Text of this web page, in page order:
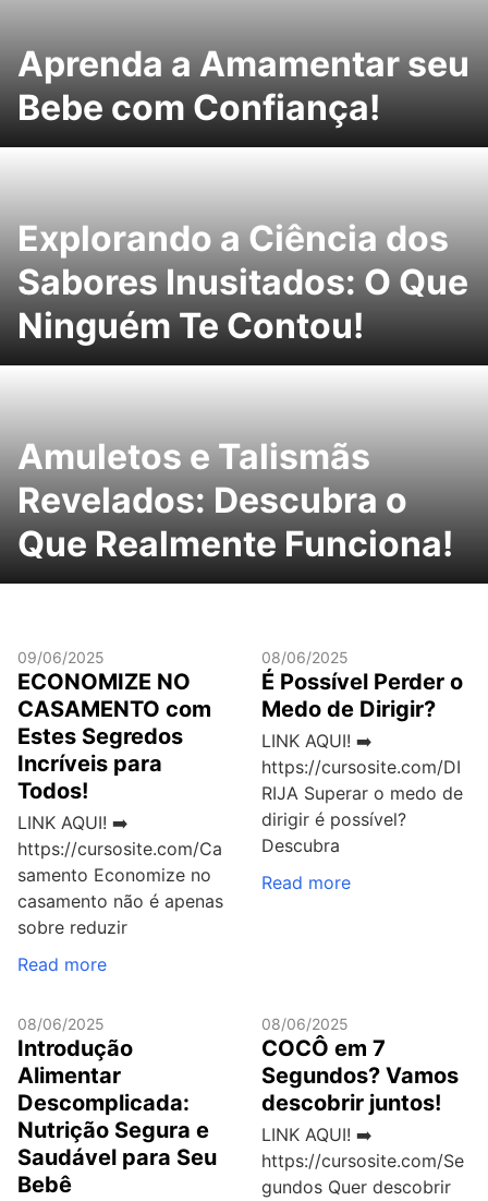
Aprenda a Amamentar seu
Bebe com Confiança!
Explorando a Ciência dos
Sabores Inusitados: O Que
Ninguém Te Contou!
Amuletos e Talismãs
Revelados: Descubra o
Que Realmente Funciona!
09/06/2025
ECONOMIZE NO
CASAMENTO com
Estes Segredos
Incríveis para
Todos!
LINK AQUI! ➡️
https://cursosite.com/Ca
samento Economize no
casamento não é apenas
sobre reduzir
Read more
08/06/2025
É Possível Perder o
Medo de Dirigir?
LINK AQUI! ➡️
https://cursosite.com/DI
RIJA Superar o medo de
dirigir é possível?
Descubra
Read more
08/06/2025
Introdução
Alimentar
Descomplicada:
Nutrição Segura e
Saudável para Seu
Bebê
08/06/2025
COCÔ em 7
Segundos? Vamos
descobrir juntos!
LINK AQUI! ➡️
https://cursosite.com/Se
gundos Quer descobrir